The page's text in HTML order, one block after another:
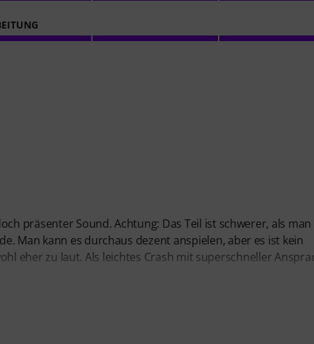
präsenter Sound. Achtung: Das Teil ist schwerer, als man
Man kann es durchaus dezent anspielen, aber es ist kein
eher zu laut. Als leichtes Crash mit superschneller